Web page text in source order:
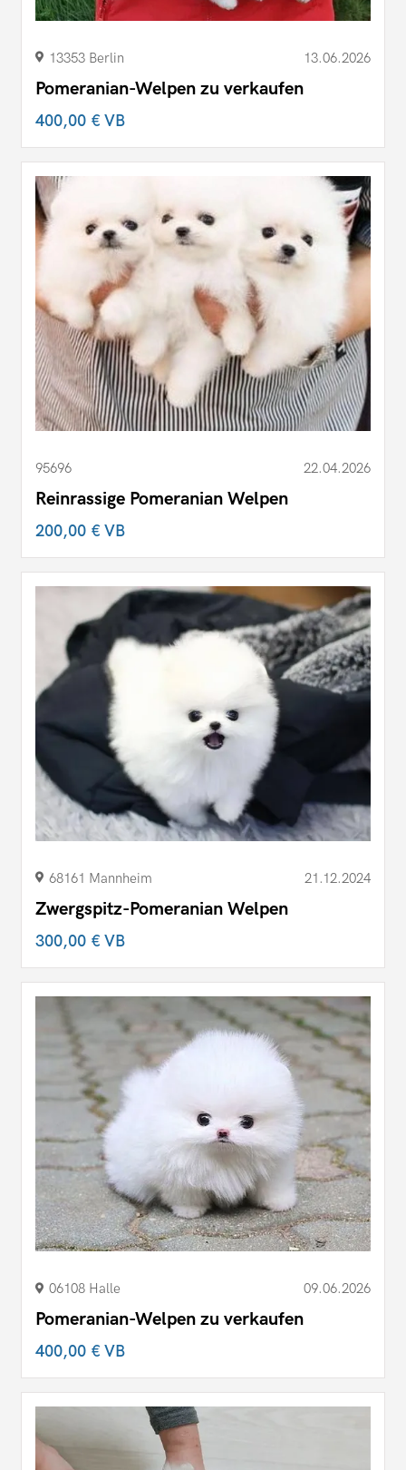
13353 Berlin 13.06.2026
Pomeranian-Welpen zu verkaufen
400,00 €VB
95696 22.04.2026
Reinrassige Pomeranian Welpen
200,00 €VB
68161 Mannheim 21.12.2024
Zwergspitz-Pomeranian Welpen
300,00 €VB
06108 Halle 09.06.2026
Pomeranian-Welpen zu verkaufen
400,00 €VB